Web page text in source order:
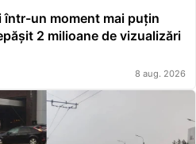
într-un moment mai puțin
2 milioane de vizualizări
8 aug. 2026